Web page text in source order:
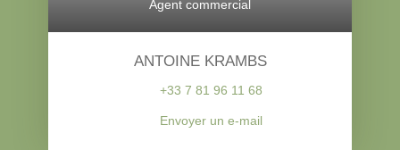
Agent commercial
ANTOINE KRAMBS
+33 7 81 96 11 68
Envoyer un e-mail